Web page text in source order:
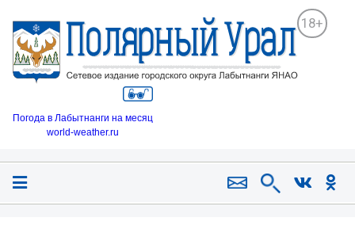
18+
Погода в Лабытнанги на месяц
world-weather.ru